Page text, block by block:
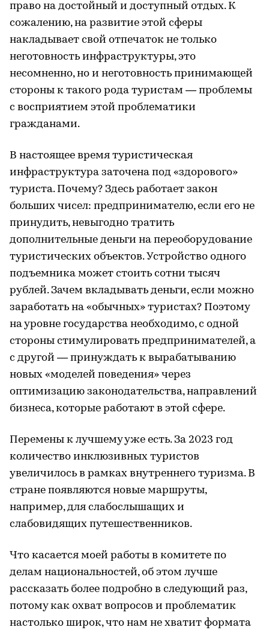
право на достойный и доступный отдых. К
сожалению, на развитие этой сферы
накладывает свой отпечаток не только
неготовность инфраструктуры, это
несомненно, но и неготовность принимающей
стороны к такого рода туристам — проблемы
с восприятием этой проблематики
гражданами.
В настоящее время туристическая
инфраструктура заточена под «здорового»
туриста. Почему? Здесь работает закон
больших чисел: предпринимателю, если его не
принудить, невыгодно тратить
дополнительные деньги на переоборудование
туристических объектов. Устройство одного
подъемника может стоить сотни тысяч
рублей. Зачем вкладывать деньги, если можно
заработать на «обычных» туристах? Поэтому
на уровне государства необходимо, с одной
стороны стимулировать предпринимателей, а
с другой — принуждать к вырабатыванию
новых «моделей поведения» через
оптимизацию законодательства, направлений
бизнеса, которые работают в этой сфере.
Перемены к лучшему уже есть. За 2023 год
количество инклюзивных туристов
увеличилось в рамках внутреннего туризма. В
стране появляются новые маршруты,
например, для слабослышащих и
слабовидящих путешественников.
Что касается моей работы в комитете по
делам национальностей, об этом лучше
рассказать более подробно в следующий раз,
потому как охват вопросов и проблематик
настолько широк, что нам не хватит формата